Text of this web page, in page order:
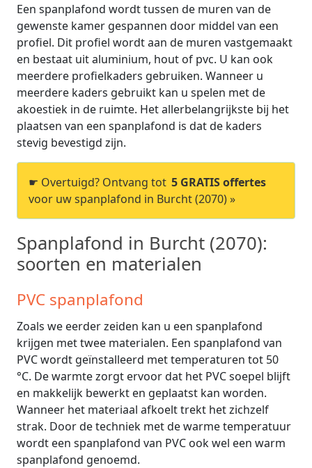
Een spanplafond wordt tussen de muren van de
gewenste kamer gespannen door middel van een
profiel. Dit profiel wordt aan de muren vastgemaakt
en bestaat uit aluminium, hout of pvc. U kan ook
meerdere profielkaders gebruiken. Wanneer u
meerdere kaders gebruikt kan u spelen met de
akoestiek in de ruimte. Het allerbelangrijkste bij het
plaatsen van een spanplafond is dat de kaders
stevig bevestigd zijn.
☛ Overtuigd? Ontvang tot 5 GRATIS offertes
voor uw spanplafond in Burcht (2070) »
Spanplafond in Burcht (2070):
soorten en materialen
PVC spanplafond
Zoals we eerder zeiden kan u een spanplafond
krijgen met twee materialen. Een spanplafond van
PVC wordt geïnstalleerd met temperaturen tot 50
°C. De warmte zorgt ervoor dat het PVC soepel blijft
en makkelijk bewerkt en geplaatst kan worden.
Wanneer het materiaal afkoelt trekt het zichzelf
strak. Door de techniek met de warme temperatuur
wordt een spanplafond van PVC ook wel een warm
spanplafond genoemd.